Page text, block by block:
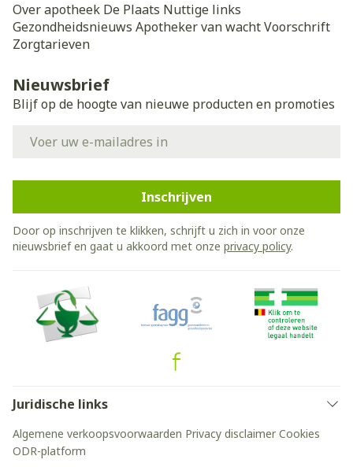
Over apotheek De Plaats Nuttige links
Gezondheidsnieuws Apotheker van wachtVoorschrift
Zorgtarieven
Nieuwsbrief
Blijf op de hoogte van nieuwe producten en promoties
Inschrijven
Door op inschrijven te klikken, schrijft u zich in voor onze
nieuwsbrief en gaat u akkoord met onze privacy policy.
Juridische links
Algemene verkoopsvoorwaarden Privacy disclaimer Cookies
ODR-platform